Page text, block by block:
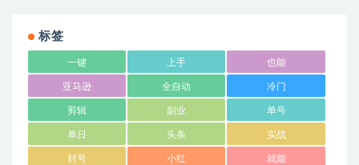
标签
一键 上手 也能
亚马逊 全自动 冷门
剪辑 副业 单号
单日 头条 实战
封号 小红 就能